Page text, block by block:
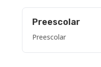
Preescolar
Preescolar